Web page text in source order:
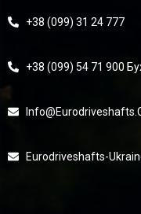
+38 (099) 31 24 777
+38 (099) 54 71 900
Eurodriveshafts-